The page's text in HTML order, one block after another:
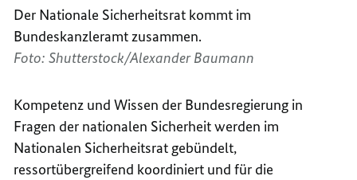
Der Nationale Sicherheitsrat kommt im
Bundeskanzleramt zusammen.
Foto: Shutterstock/Alexander Baumann
Kompetenz und Wissen der Bundesregierung in
Fragen der nationalen Sicherheit werden im
Nationalen Sicherheitsrat gebündelt,
ressortübergreifend koordiniert und für die